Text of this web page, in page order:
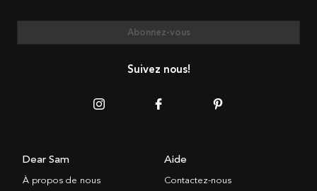
Abonnez-vous
Suivez nous!
Dear Sam
À propos de nous
Aide
Contactez-nous